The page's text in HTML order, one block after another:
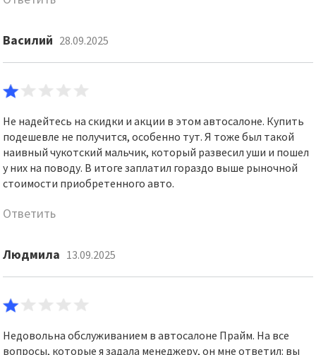
Василий 28.09.2025
Не надейтесь на скидки и акции в этом автосалоне. Купить
подешевле не получится, особенно тут. Я тоже был такой
наивный чукотский мальчик, который развесил уши и пошел
у них на поводу. В итоге заплатил гораздо выше рыночной
стоимости приобретенного авто.
Ответить
Людмила 13.09.2025
Недовольна обслуживанием в автосалоне Прайм. На все
вопросы, которые я задала менеджеру, он мне ответил: вы